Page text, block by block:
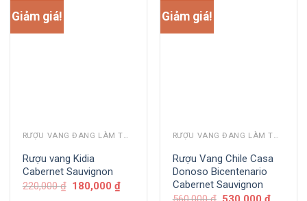
Giảm giá!
RƯỢU VANG ĐANG LÀM THỊ TRƯỜNG
Rượu vang Kidia
Cabernet Sauvignon
220,000₫ 180,000₫
Giảm giá!
RƯỢU VANG ĐANG LÀM THỊ TRƯỜNG
Rượu Vang Chile Casa
Donoso Bicentenario
Cabernet Sauvignon